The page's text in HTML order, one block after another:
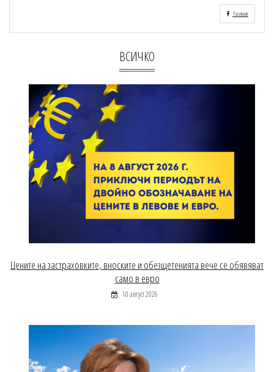
Facebook
ВСИЧКО
Цените на застраховките, вноските и обезщетенията вече се обявяват
само в евро
10 август 2026